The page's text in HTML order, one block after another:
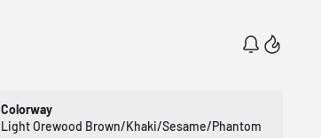
Colorway
Light Orewood Brown/Khaki/Sesame/Phantom